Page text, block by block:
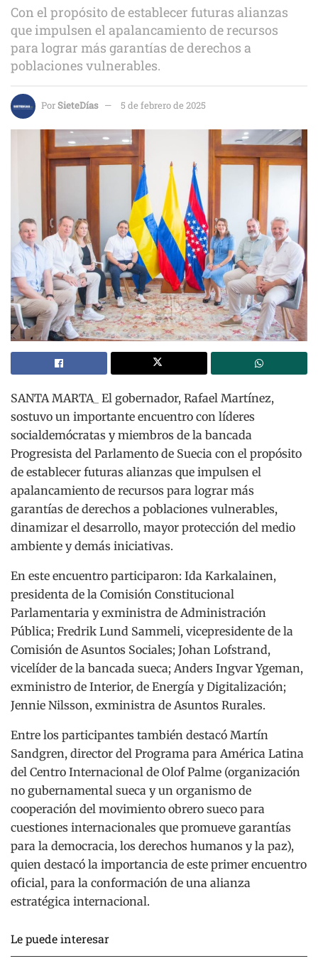
Con el propósito de establecer futuras alianzas
que impulsen el apalancamiento de recursos
para lograr más garantías de derechos a
poblaciones vulnerables.
PorSieteDías 5 de febrero de 2025
SANTA MARTA_ El gobernador, Rafael Martínez,
sostuvo un importante encuentro con líderes
socialdemócratas y miembros de la bancada
Progresista del Parlamento de Suecia con el propósito
de establecer futuras alianzas que impulsen el
apalancamiento de recursos para lograr más
garantías de derechos a poblaciones vulnerables,
dinamizar el desarrollo, mayor protección del medio
ambiente y demás iniciativas.
En este encuentro participaron: Ida Karkalainen,
presidenta de la Comisión Constitucional
Parlamentaria y exministra de Administración
Pública; Fredrik Lund Sammeli, vicepresidente de la
Comisión de Asuntos Sociales; Johan Lofstrand,
vicelíder de la bancada sueca; Anders Ingvar Ygeman,
exministro de Interior, de Energía y Digitalización;
Jennie Nilsson, exministra de Asuntos Rurales.
Entre los participantes también destacó Martín
Sandgren, director del Programa para América Latina
del Centro Internacional de Olof Palme (organización
no gubernamental sueca y un organismo de
cooperación del movimiento obrero sueco para
cuestiones internacionales que promueve garantías
para la democracia, los derechos humanos y la paz),
quien destacó la importancia de este primer encuentro
oficial, para la conformación de una alianza
estratégica internacional.
Le puede interesar